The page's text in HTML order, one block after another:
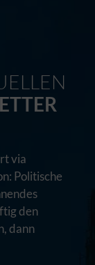
via
Politische
den
dann